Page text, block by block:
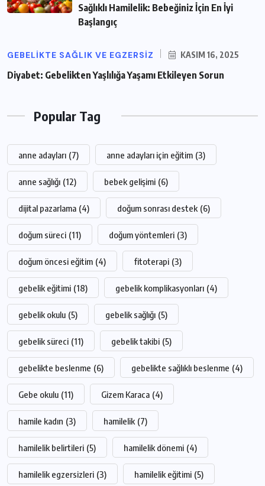
Sağlıklı Hamilelik: Bebeğiniz İçin En İyi
Başlangıç
GEBELIKTE SAĞLIK VE EGZERSIZ KASIM 16, 2025
Diyabet: Gebelikten Yaşlılığa Yaşamı Etkileyen Sorun
Popular Tag
anne adayları (7) anne adayları için eğitim (3)
anne sağlığı (12) bebek gelişimi (6)
dijital pazarlama (4) doğum sonrası destek (6)
doğum süreci (11) doğum yöntemleri (3)
doğum öncesi eğitim (4) fitoterapi (3)
gebelik eğitimi (18) gebelik komplikasyonları (4)
gebelik okulu (5) gebelik sağlığı (5)
gebelik süreci (11) gebelik takibi (5)
gebelikte beslenme (6) gebelikte sağlıklı beslenme (4)
Gebe okulu (11) Gizem Karaca (4)
hamile kadın (3) hamilelik (7)
hamilelik belirtileri (5) hamilelik dönemi (4)
hamilelik egzersizleri (3) hamilelik eğitimi (5)